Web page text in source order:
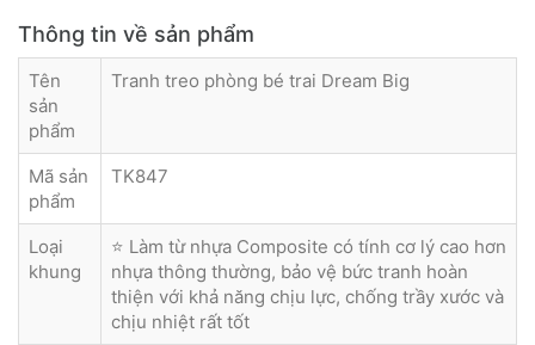
Thông tin về sản phẩm
Tên
sản
phẩm
Tranh treo phòng bé trai Dream Big
Mã sản
phẩm
TK847
Loại
khung
⭐ Làm từ nhựa Composite có tính cơ lý cao hơn
nhựa thông thường, bảo vệ bức tranh hoàn
thiện với khả năng chịu lực, chống trầy xước và
chịu nhiệt rất tốt